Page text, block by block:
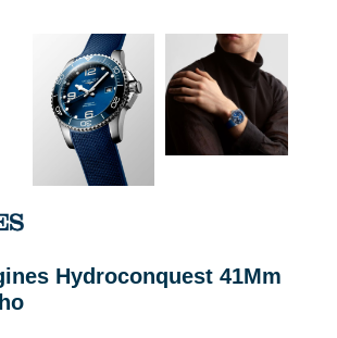
Hydroconquest 41Mm